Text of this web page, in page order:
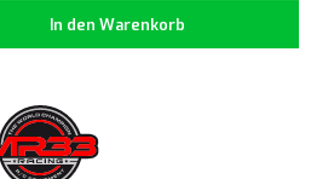
In den Warenkorb